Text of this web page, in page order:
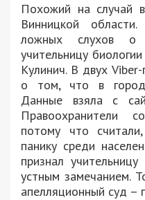
Похожий на случай
Винницкой
ложных слухов о
учительницу
Кулинич. В двух
о том, что в
Данные взяла с
Правоохранители
потому что
панику среди
признал
устным замечанием.
апелляционный суд –